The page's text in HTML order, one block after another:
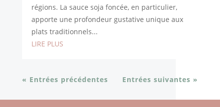
régions. La sauce soja foncée, en particulier,
apporte une profondeur gustative unique aux
plats traditionnels...
LIRE PLUS
« Entrées précédentes Entrées suivantes »